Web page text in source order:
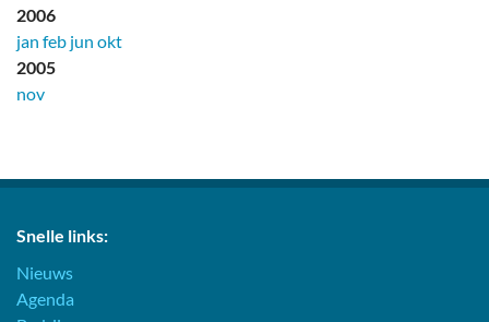
2006
jan feb jun okt
2005
nov
Snelle links:
Nieuws
Agenda